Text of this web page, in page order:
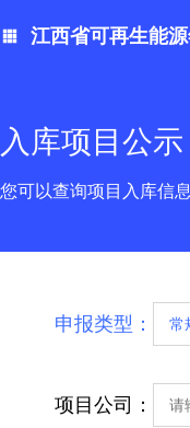
江西省可再生能
入库项目公示
您可以查询项目入库信
申报类型：
项目公司：